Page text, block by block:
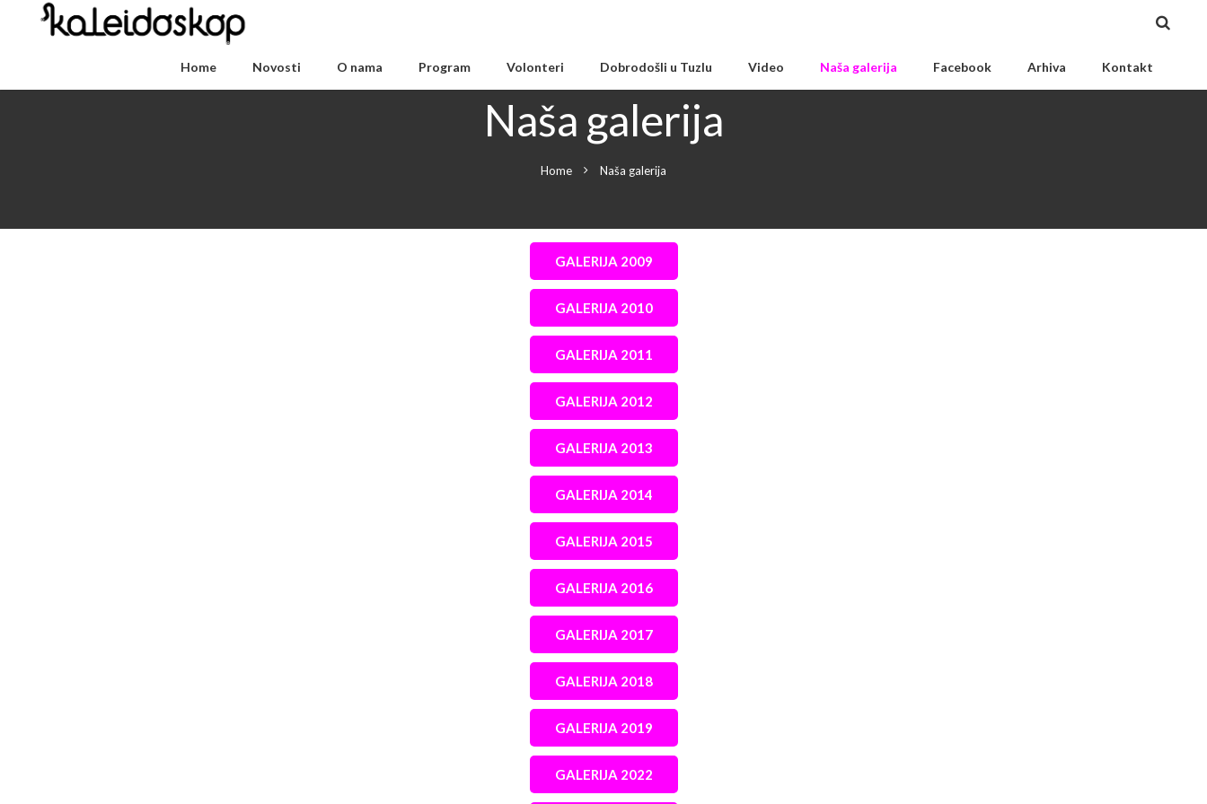
Home Novosti O nama Program Volonteri Dobrodošli u Tuzlu Video Naša galerija Facebook Arhiva Kontakt
Naša galerija
Home Naša galerija
GALERIJA 2009
GALERIJA 2010
GALERIJA 2011
GALERIJA 2012
GALERIJA 2013
GALERIJA 2014
GALERIJA 2015
GALERIJA 2016
GALERIJA 2017
GALERIJA 2018
GALERIJA 2019
GALERIJA 2022